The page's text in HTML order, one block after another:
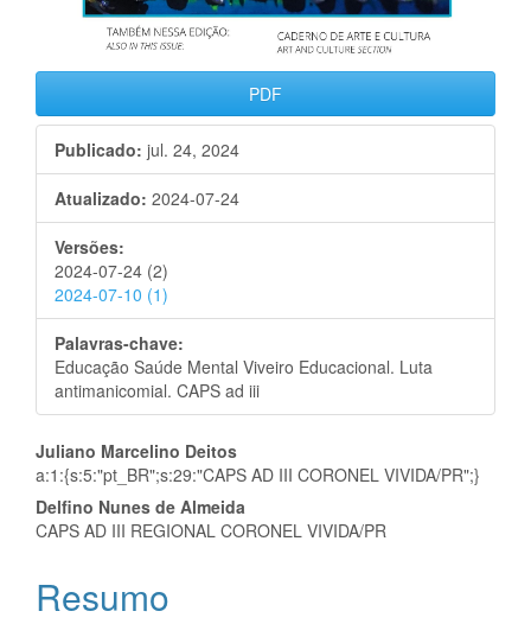
PDF
Publicado: jul. 24, 2024
Atualizado: 2024-07-24
Versões:
2024-07-24 (2)
2024-07-10 (1)
Palavras-chave:
Educação Saúde Mental Viveiro Educacional. Luta
antimanicomial. CAPS ad iii
Conteúdo
do
artigo
principal
Juliano Marcelino Deitos
a:1:{s:5:"pt_BR";s:29:"CAPS AD III CORONEL VIVIDA/PR";}
Delfino Nunes de Almeida
CAPS AD III REGIONAL CORONEL VIVIDA/PR
Resumo